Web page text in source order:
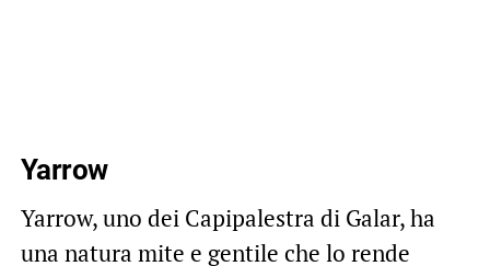
Yarrow
Yarrow, uno dei Capipalestra di Galar, ha
una natura mite e gentile che lo rende